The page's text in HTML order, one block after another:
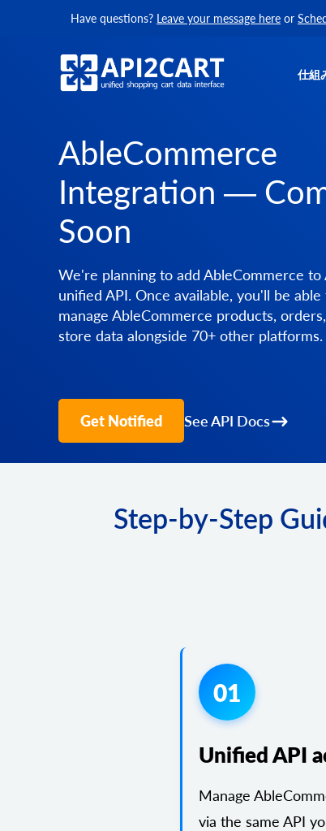
Have questions? Leave your message here or
仕組
AbleCommerce
Integration —
Soon
We're planning to add AbleCommerce to
unified API. Once available, you'll be able
manage AbleCommerce products,
store data alongside 70+ other platforms.
Get Notified See API Docs
Step-by-Step
01
Unified API
Manage
via the same API